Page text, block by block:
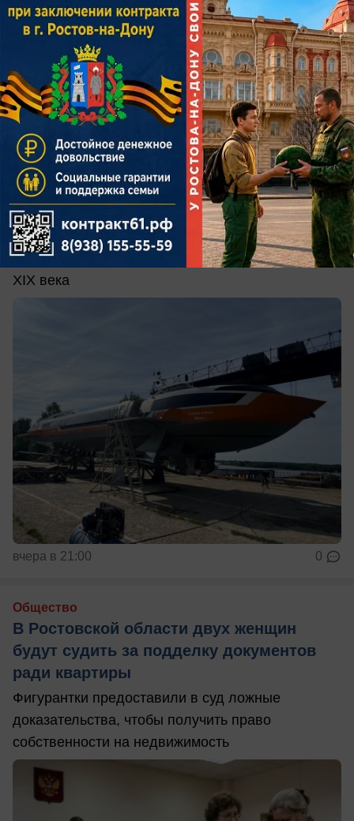
сегодня в 08:00 0
Общество
В Ростов придет скоростной «Метеор» с
именем первого городского головы
Судно назовут в честь Андрея Байкова — так же,
как и пароход, ходивший по Дону еще в конце
XIX века
вчера в 21:00 0
Общество
В Ростовской области двух женщин
будут судить за подделку документов
ради квартиры
Фигурантки предоставили в суд ложные
доказательства, чтобы получить право
собственности на недвижимость